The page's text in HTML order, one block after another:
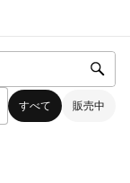
すべて 販売中